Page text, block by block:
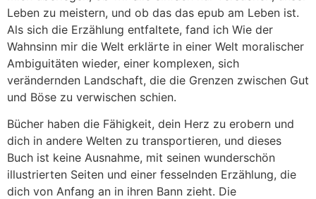
Leben zu meistern, und ob das das epub am Leben ist.
Als sich die Erzählung entfaltete, fand ich Wie der
Wahnsinn mir die Welt erklärte in einer Welt moralischer
Ambiguitäten wieder, einer komplexen, sich
verändernden Landschaft, die die Grenzen zwischen Gut
und Böse zu verwischen schien.
Bücher haben die Fähigkeit, dein Herz zu erobern und
dich in andere Welten zu transportieren, und dieses
Buch ist keine Ausnahme, mit seinen wunderschön
illustrierten Seiten und einer fesselnden Erzählung, die
dich von Anfang an in ihren Bann zieht. Die